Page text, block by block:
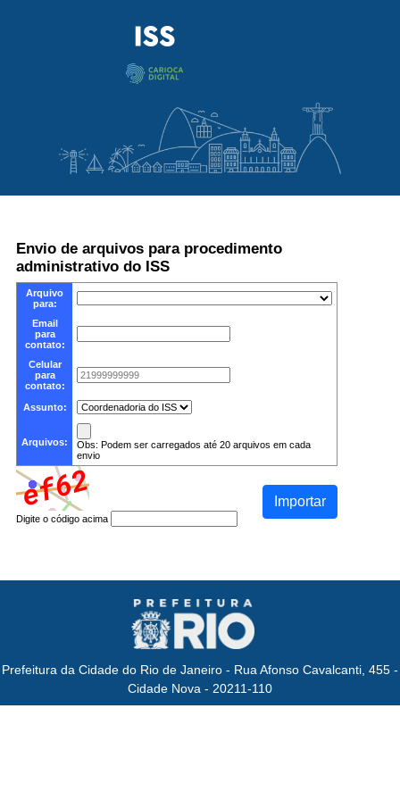
Envio de arquivos para procedimento
administrativo do ISS
Arquivo
para:
Email
para
contato:
Celular
para
contato:
Assunto:
Arquivos:
Obs: Podem ser carregados até 20 arquivos em cada
envio
Digite o código acima
Importar
Prefeitura da Cidade do Rio de Janeiro - Rua Afonso Cavalcanti, 455 -
Cidade Nova - 20211-110